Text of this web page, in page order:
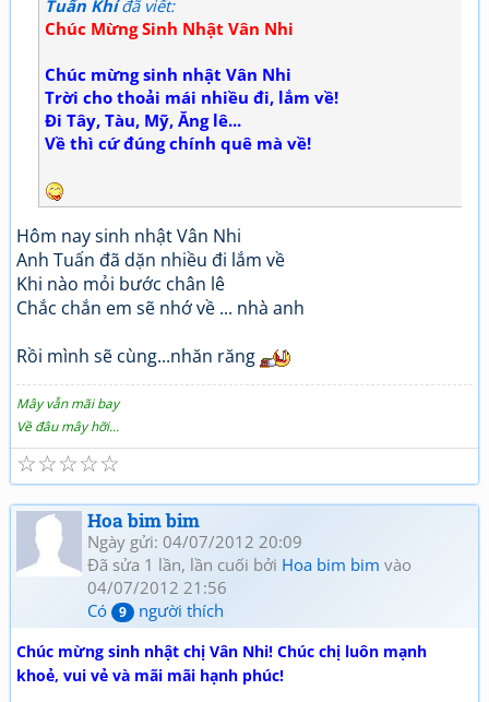
Tuấn Khỉđã viết:
Chúc Mừng Sinh Nhật Vân Nhi
Chúc mừng sinh nhật Vân Nhi
Trời cho thoải mái nhiều đi, lắm về!
Đi Tây, Tàu, Mỹ, Ăng lê...
Về thì cứ đúng chính quê mà về!
Hôm nay sinh nhật Vân Nhi
Anh Tuấn đã dặn nhiều đi lắm về
Khi nào mỏi bước chân lê
Chắc chắn em sẽ nhớ về ... nhà anh
Rồi mình sẽ cùng...nhăn răng
Mây vẫn mãi bay
Về đâu mây hỡi...
☆
☆
☆
☆
☆
Hoa bim bim
Ngày gửi: 04/07/2012 20:09
Đã sửa 1 lần, lần cuối bởi Hoa bim bim vào
04/07/2012 21:56
Có
9 người thích
Chúc mừng sinh nhật chị Vân Nhi! Chúc chị luôn mạnh
khoẻ, vui vẻ và mãi mãi hạnh phúc!